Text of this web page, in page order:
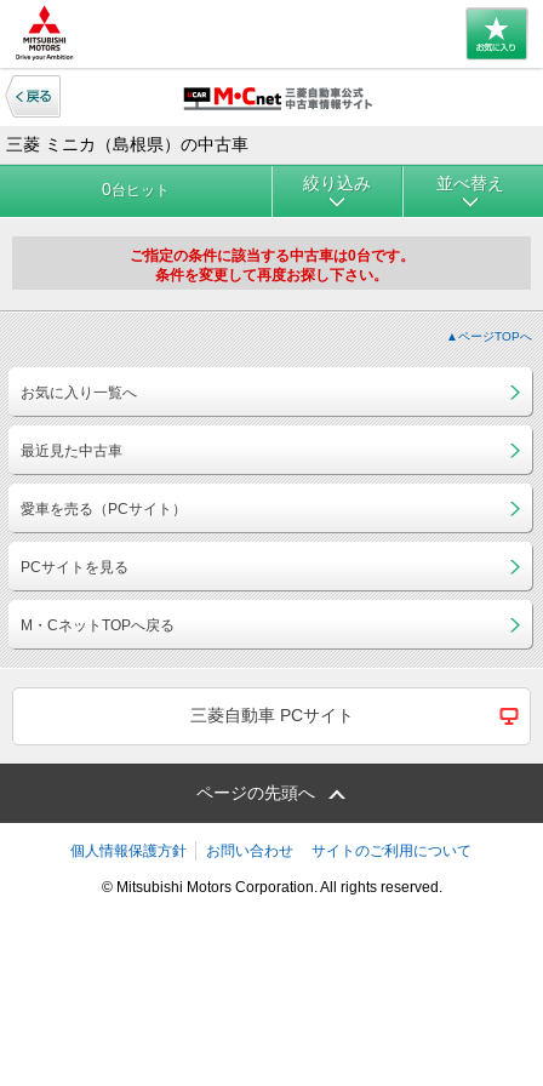
三菱 ミニカ（島根県）の中古車
0台ヒット 絞り込み 並べ替え
ご指定の条件に該当する中古車は0台です。
条件を変更して再度お探し下さい。
▲ページTOPへ
お気に入り一覧へ
最近見た中古車
愛車を売る（PCサイト）
PCサイトを見る
M・CネットTOPへ戻る
三菱自動車 PCサイト
ページの先頭へ
個人情報保護方針 お問い合わせ サイトのご利用について
© Mitsubishi Motors Corporation. All rights reserved.